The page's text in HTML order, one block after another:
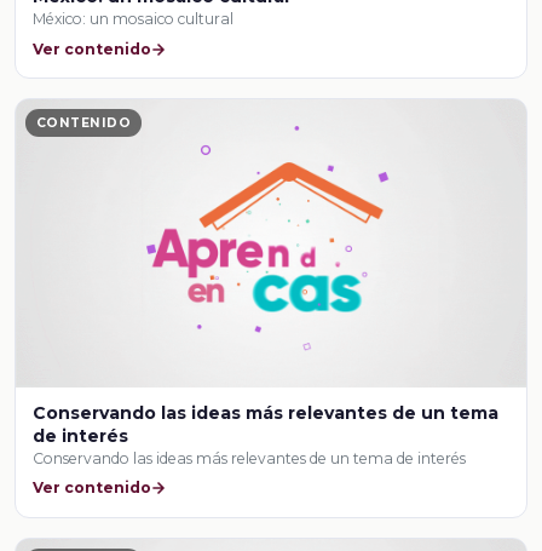
México: un mosaico cultural
Ver contenido
CONTENIDO
Conservando las ideas más relevantes de un tema
de interés
Conservando las ideas más relevantes de un tema de interés
Ver contenido